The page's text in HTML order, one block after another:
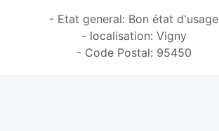
- Etat general: Bon état d'usage
- localisation: Vigny
- Code Postal: 95450